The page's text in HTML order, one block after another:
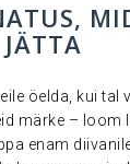
öelda, kui tal
märke – loom
enam